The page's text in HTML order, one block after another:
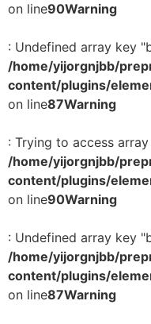
on line90Warning
: Undefined array key
/home/yijorgnjbb/
content/plugins/
on line87Warning
: Trying to access
/home/yijorgnjbb/
content/plugins/
on line90Warning
: Undefined array key
/home/yijorgnjbb/
content/plugins/
on line87Warning